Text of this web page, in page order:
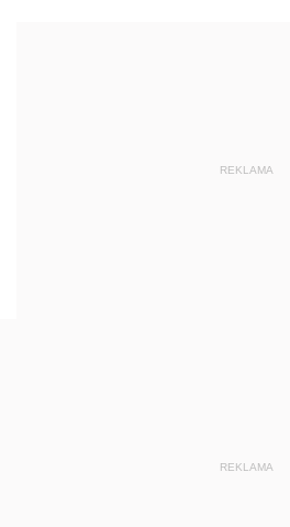
REKLAMA
REKLAMA